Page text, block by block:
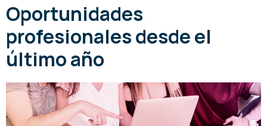
Oportunidades
profesionales desde el
último año